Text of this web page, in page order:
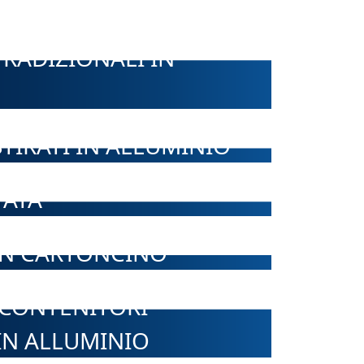
IN
IN ALLUMINIO
CARTONCINO
ALLUMINIO